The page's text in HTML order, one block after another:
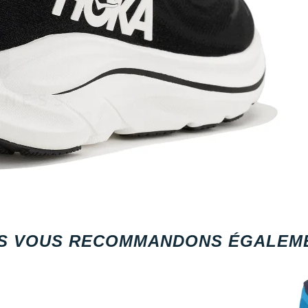
VOUS RECOMMANDONS